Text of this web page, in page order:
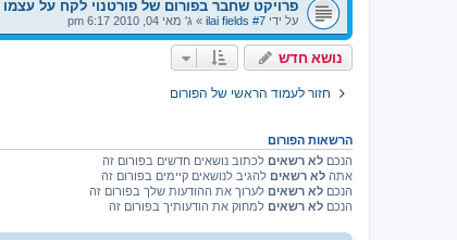
פרויקט שחבר בפורום של פורטנוי לקח על עצמו
על ידי ilai fields #7
» ג' מאי 04, 2010 6:17 pm
נושא חדש
חזור לעמוד הראשי של הפורום
הרשאות הפורום
הנכם לא רשאים לכתוב נושאים חדשים בפורום זה
אתה לא רשאים להגיב לנושאים קיימים בפורום זה
הנכם לא רשאים לערוך את ההודעות שלך בפורום זה
הנכם לא רשאים למחוק את הודעותיך בפורום זה